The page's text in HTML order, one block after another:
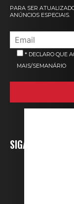
PARA SER
ANÚNCIOS ESPECIAIS.
* DECLARO QUE
MAIS/SEMANÁRIO
SIGA-NOS